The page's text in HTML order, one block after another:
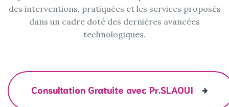
des interventions, pratiquées et les services proposés
dans un cadre doté des dernières avancées
technologiques.
Consultation Gratuite avec Pr.SLAOUI